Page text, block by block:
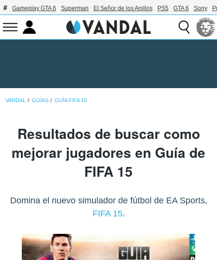
Gameplay GTA 6 Superman El Señor de los Anillos PS5 GTA 6 Sony
VANDAL GUÍAS GUÍA FIFA 15
Resultados de buscar como
mejorar jugadores en Guía de
FIFA 15
Domina el nuevo simulador de fútbol de EA Sports,
FIFA 15.